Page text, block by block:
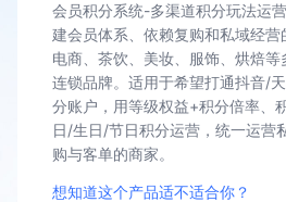
会员积分系统-多渠道积分玩法运
建会员体系、依赖复购和私域经营
电商、茶饮、美妆、服饰、烘焙
连锁品牌。适用于希望打通抖音/
分账户，用等级权益+积分倍率、
日/生日/节日积分运营，统一运营
购与客单的商家。
想知道这个产品适不适合你？